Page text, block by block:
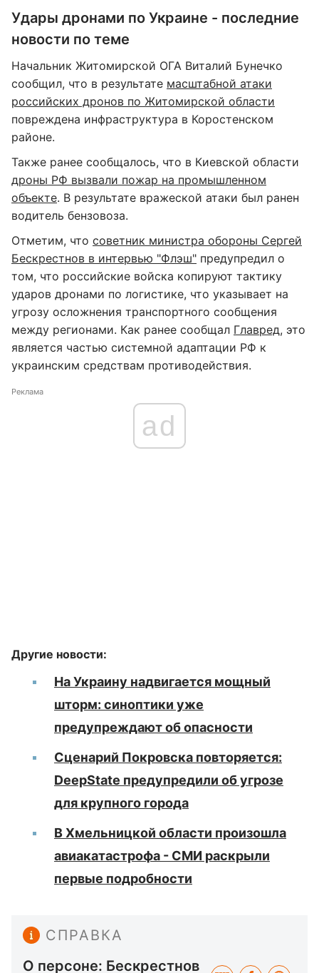
Удары дронами по Украине - последние
новости по теме
Начальник Житомирской ОГА Виталий Бунечко
сообщил, что в результате масштабной атаки
российских дронов по Житомирской области
повреждена инфраструктура в Коростенском
районе.
Также ранее сообщалось, что в Киевской области
дроны РФ вызвали пожар на промышленном
объекте. В результате вражеской атаки был ранен
водитель бензовоза.
Отметим, что советник министра обороны Сергей
Бескрестнов в интервью "Флэш" предупредил о
том, что российские войска копируют тактику
ударов дронами по логистике, что указывает на
угрозу осложнения транспортного сообщения
между регионами. Как ранее сообщал Главред, это
является частью системной адаптации РФ к
украинским средствам противодействия.
Реклама
ad
Другие новости:
На Украину надвигается мощный
шторм: синоптики уже
предупреждают об опасности
Сценарий Покровска повторяется:
DeepState предупредили об угрозе
для крупного города
В Хмельницкой области произошла
авиакатастрофа - СМИ раскрыли
первые подробности
СПРАВКА
О персоне: Бескрестнов